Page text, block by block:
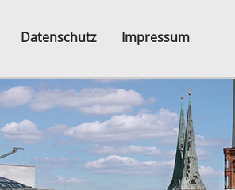
Datenschutz Impressum